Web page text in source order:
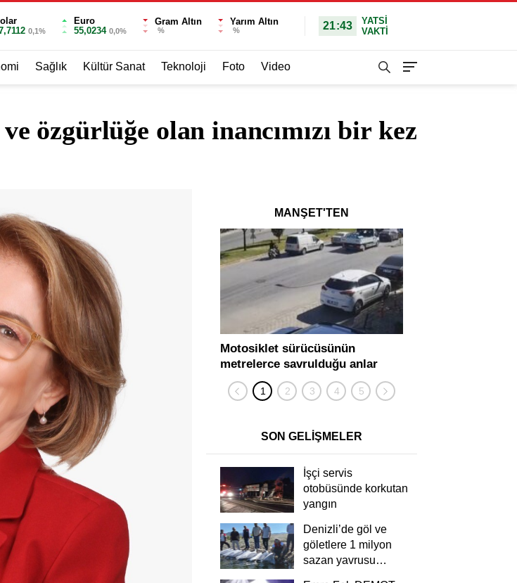
0,1%
Euro
55,0234 0,0%
Gram Altın
%
Yarım Altın
% 21:43
YATSI
VAKTİ
Sağlık Kültür Sanat Teknoloji Foto Video
özgürlüğe olan inancımızı bir kez
MANŞET'TEN
Motosiklet sürücüsünün
metrelerce savrulduğu anlar
güvenlik kamerasında
SON GELİŞMELER
İşçi servis
otobüsünde korkutan
yangın
Denizli’de göl ve
göletlere 1 milyon
sazan yavrusu